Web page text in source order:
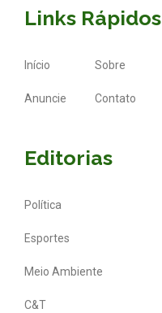
Links Rápidos
Início Sobre
Anuncie Contato
Editorias
Política
Esportes
Meio Ambiente
C&T